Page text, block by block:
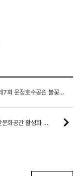
[파주문화재단 공고 제2025-58호] <2025년 제7회 운정호수공원 불꽃축제> 빛조형물 전시 용역 제안서 평가위원회 평가 결과 공고
[파주문화재단 공고 제2025-56호] 2025년 경기 민간문화공간 활성화 사업 <한뼘 더 커뮤니티> 2기 공모 최종 선정 결과 공고